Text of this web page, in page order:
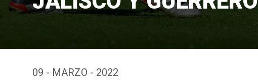
09 - MARZO - 2022